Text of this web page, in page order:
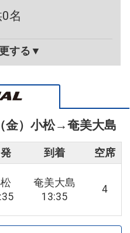
名
する▼
） 小松→奄美大島
到着 空席
奄美大島
13:35
4